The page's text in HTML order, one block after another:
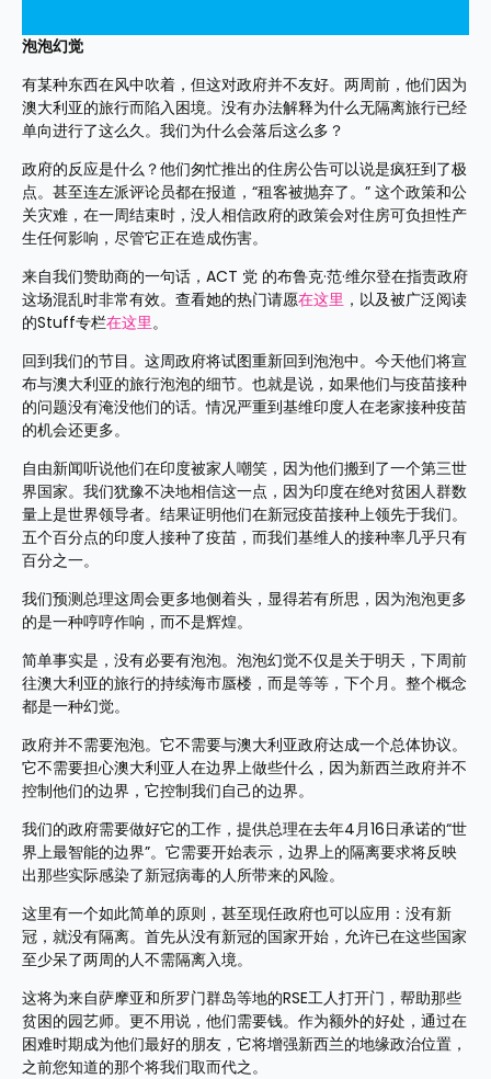
泡泡幻觉
有某种东西在风中吹着，但这对政府并不友好。两周前，他们因为
澳大利亚的旅行而陷入困境。没有办法解释为什么无隔离旅行已经
单向进行了这么久。我们为什么会落后这么多？
政府的反应是什么？他们匆忙推出的住房公告可以说是疯狂到了极
点。甚至连左派评论员都在报道，“租客被抛弃了。” 这个政策和公
关灾难，在一周结束时，没人相信政府的政策会对住房可负担性产
生任何影响，尽管它正在造成伤害。
来自我们赞助商的一句话，ACT 党 的布鲁克·范·维尔登在指责政府
这场混乱时非常有效。查看她的热门请愿在这里 ，以及被广泛阅读
的Stuff专栏在这里。
回到我们的节目。这周政府将试图重新回到泡泡中。今天他们将宣
布与澳大利亚的旅行泡泡的细节。也就是说，如果他们与疫苗接种
的问题没有淹没他们的话。情况严重到基维印度人在老家接种疫苗
的机会还更多。
自由新闻听说他们在印度被家人嘲笑，因为他们搬到了一个第三世
界国家。我们犹豫不决地相信这一点，因为印度在绝对贫困人群数
量上是世界领导者。结果证明他们在新冠疫苗接种上领先于我们。
五个百分点的印度人接种了疫苗，而我们基维人的接种率几乎只有
百分之一。
我们预测总理这周会更多地侧着头，显得若有所思，因为泡泡更多
的是一种哼哼作响，而不是辉煌。
简单事实是，没有必要有泡泡。泡泡幻觉不仅是关于明天，下周前
往澳大利亚的旅行的持续海市蜃楼，而是等等，下个月。整个概念
都是一种幻觉。
政府并不需要泡泡。它不需要与澳大利亚政府达成一个总体协议。
它不需要担心澳大利亚人在边界上做些什么，因为新西兰政府并不
控制他们的边界，它控制我们自己的边界。
我们的政府需要做好它的工作，提供总理在去年4月16日承诺的“世
界上最智能的边界”。它需要开始表示，边界上的隔离要求将反映
出那些实际感染了新冠病毒的人所带来的风险。
这里有一个如此简单的原则，甚至现任政府也可以应用：没有新
冠，就没有隔离。首先从没有新冠的国家开始，允许已在这些国家
至少呆了两周的人不需隔离入境。
这将为来自萨摩亚和所罗门群岛等地的RSE工人打开门，帮助那些
贫困的园艺师。更不用说，他们需要钱。作为额外的好处，通过在
困难时期成为他们最好的朋友，它将增强新西兰的地缘政治位置，
之前您知道的那个将我们取而代之。